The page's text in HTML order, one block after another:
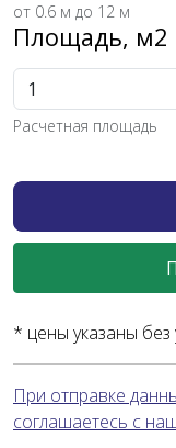
от 0.6 м до 12 м
Площадь, м2
Расчетная площадь
* цены указаны без
При отправке
соглашаетесь с